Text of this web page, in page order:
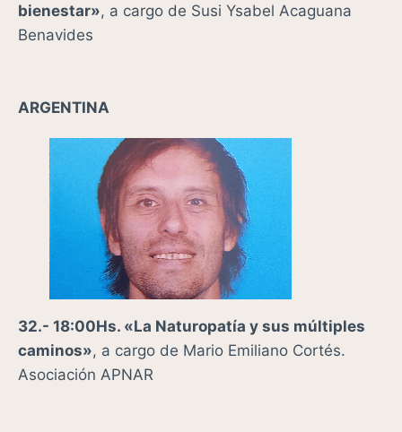
bienestar», a cargo de Susi Ysabel Acaguana
Benavides
ARGENTINA
32.- 18:00Hs. «La Naturopatía y sus múltiples
caminos», a cargo de Mario Emiliano Cortés.
Asociación APNAR